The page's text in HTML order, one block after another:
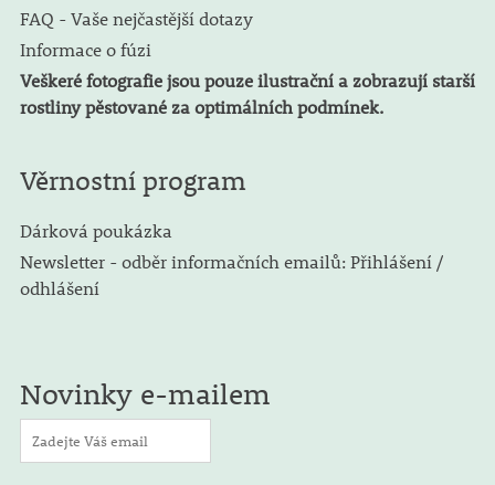
FAQ - Vaše nejčastější dotazy
Informace o fúzi
Veškeré fotografie jsou pouze ilustrační a zobrazují starší
rostliny pěstované za optimálních podmínek.
Věrnostní program
Dárková poukázka
Newsletter - odběr informačních emailů: Přihlášení /
odhlášení
Novinky e-mailem